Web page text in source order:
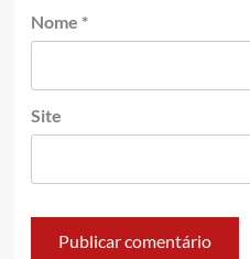
Nome *
Site